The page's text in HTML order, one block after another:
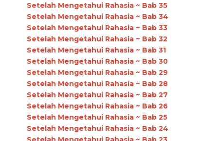
Setelah Mengetahui Rahasia ~ Bab 35
Setelah Mengetahui Rahasia ~ Bab 34
Setelah Mengetahui Rahasia ~ Bab 33
Setelah Mengetahui Rahasia ~ Bab 32
Setelah Mengetahui Rahasia ~ Bab 31
Setelah Mengetahui Rahasia ~ Bab 30
Setelah Mengetahui Rahasia ~ Bab 29
Setelah Mengetahui Rahasia ~ Bab 28
Setelah Mengetahui Rahasia ~ Bab 27
Setelah Mengetahui Rahasia ~ Bab 26
Setelah Mengetahui Rahasia ~ Bab 25
Setelah Mengetahui Rahasia ~ Bab 24